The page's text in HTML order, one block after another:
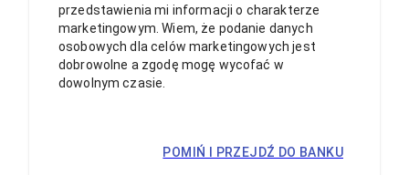
przedstawienia mi informacji o charakterze
marketingowym. Wiem, że podanie danych
osobowych dla celów marketingowych jest
dobrowolne a zgodę mogę wycofać w
dowolnym czasie.
POMIŃ I PRZEJDŹ DO BANKU